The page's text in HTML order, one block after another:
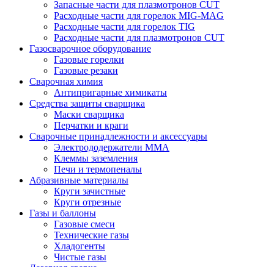
Запасные части для плазмотронов CUT
Расходные части для горелок MIG-MAG
Расходные части для горелок TIG
Расходные части для плазмотронов CUT
Газосварочное оборудование
Газовые горелки
Газовые резаки
Сварочная химия
Антипригарные химикаты
Средства защиты сварщика
Маски сварщика
Перчатки и краги
Сварочные принадлежности и аксессуары
Электрододержатели MMA
Клеммы заземления
Печи и термопеналы
Абразивные материалы
Круги зачистные
Круги отрезные
Газы и баллоны
Газовые смеси
Технические газы
Хладогенты
Чистые газы